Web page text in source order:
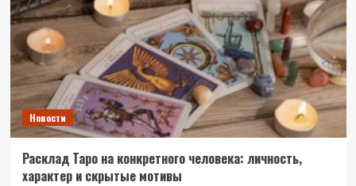
Новости
Расклад Таро на конкретного человека: личность,
характер и скрытые мотивы